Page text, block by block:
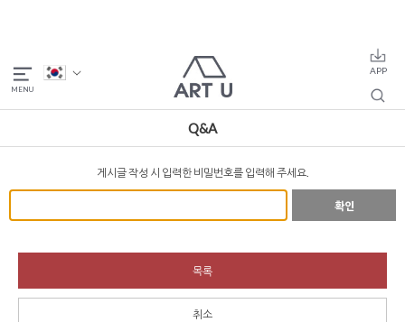
Q&A
게시글 작성 시 입력한 비밀번호를 입력해 주세요.
확인
목록
취소